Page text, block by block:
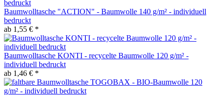
Baumwolltasche "ACTION" - Baumwolle 140 g/m² - individuell
bedruckt
ab 1,55 € *
Baumwolltasche KONTI - recycelte Baumwolle 120 g/m² -
individuell bedruckt
ab 1,46 € *